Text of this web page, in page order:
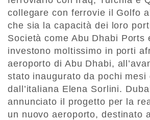
collegare con ferrovie il Golfo
che sia la capacità dei loro
Società come Abu Dhabi Ports
investono moltissimo in porti
aeroporto di Abu Dhabi,
stato inaugurato da pochi mesi
dall’italiana Elena Sorlini.
annunciato il progetto per la
un nuovo aeroporto, destinato